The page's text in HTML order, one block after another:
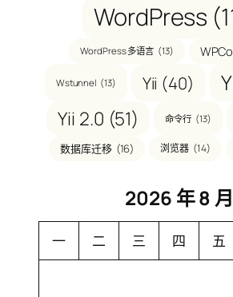
WordPress
WordPress 多语言 (13)
Wstunnel (13) Yii (40)
Yii 2.0 (51) 命令行 (13)
数据库迁移 (16) 浏览器 (14)
2026 年 8 月
一 二 三 四 五